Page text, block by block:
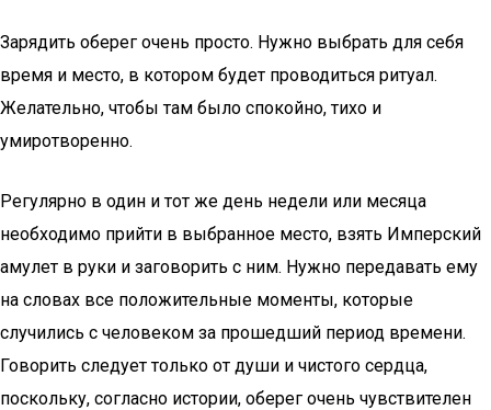
Зарядить оберег очень просто. Нужно выбрать для себя
время и место, в котором будет проводиться ритуал.
Желательно, чтобы там было спокойно, тихо и
умиротворенно.
Регулярно в один и тот же день недели или месяца
необходимо прийти в выбранное место, взять Имперский
амулет в руки и заговорить с ним. Нужно передавать ему
на словах все положительные моменты, которые
случились с человеком за прошедший период времени.
Говорить следует только от души и чистого сердца,
поскольку, согласно истории, оберег очень чувствителен